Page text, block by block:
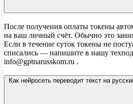
После получения оплаты токены
на ваш личный счёт. Обычно это
Если в течение суток токены не
списались — напишите в нашу
info@gptnarusskom.ru .
Как нейросеть переводит текст на